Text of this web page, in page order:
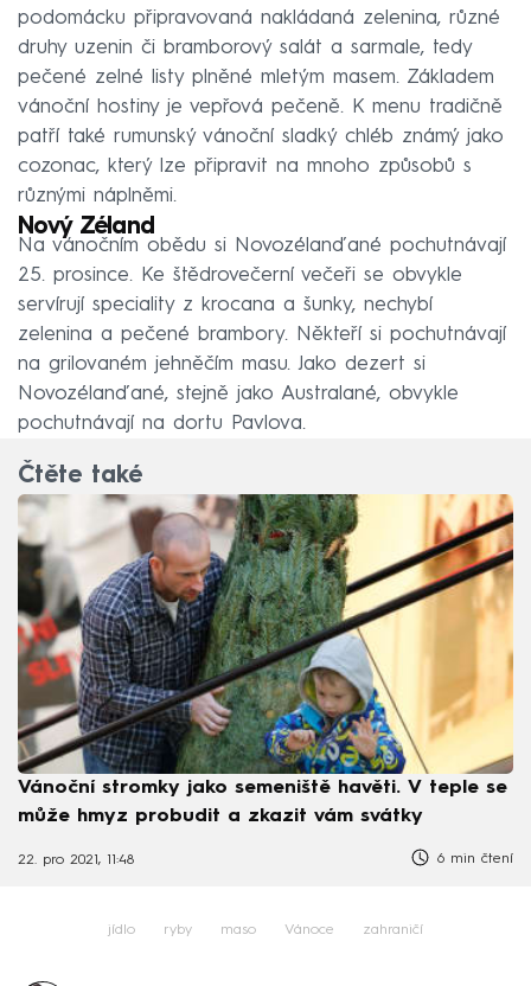
podomácku připravovaná nakládaná zelenina, různé
druhy uzenin či bramborový salát a sarmale, tedy
pečené zelné listy plněné mletým masem. Základem
vánoční hostiny je vepřová pečeně. K menu tradičně
patří také rumunský vánoční sladký chléb známý jako
cozonac, který lze připravit na mnoho způsobů s
různými náplněmi.
Nový Zéland
Na vánočním obědu si Novozélanďané pochutnávají
25. prosince. Ke štědrovečerní večeři se obvykle
servírují speciality z krocana a šunky, nechybí
zelenina a pečené brambory. Někteří si pochutnávají
na grilovaném jehněčím masu. Jako dezert si
Novozélanďané, stejně jako Australané, obvykle
pochutnávají na dortu Pavlova.
Čtěte také
Vánoční stromky jako semeniště havěti. V teple se
může hmyz probudit a zkazit vám svátky
22. pro 2021, 11:48 6 min čtení
jídlo ryby maso Vánoce zahraničí